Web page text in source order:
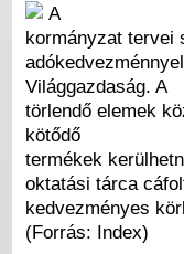
A
kormányzat tervei
Világgazdaság. A
törlendő elemek
kötődő
termékek
oktatási tárca
kedvezményes
(Forrás: Index)